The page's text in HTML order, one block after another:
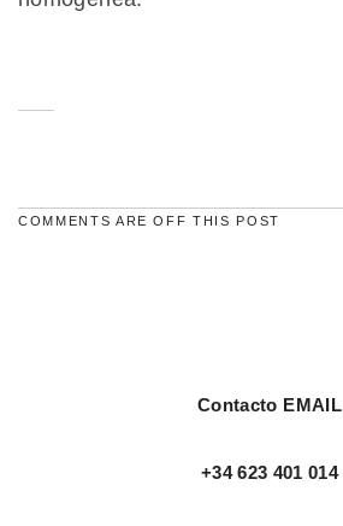
COMMENTS ARE OFF THIS POST
Contacto EMAIL
+34 623 401 014